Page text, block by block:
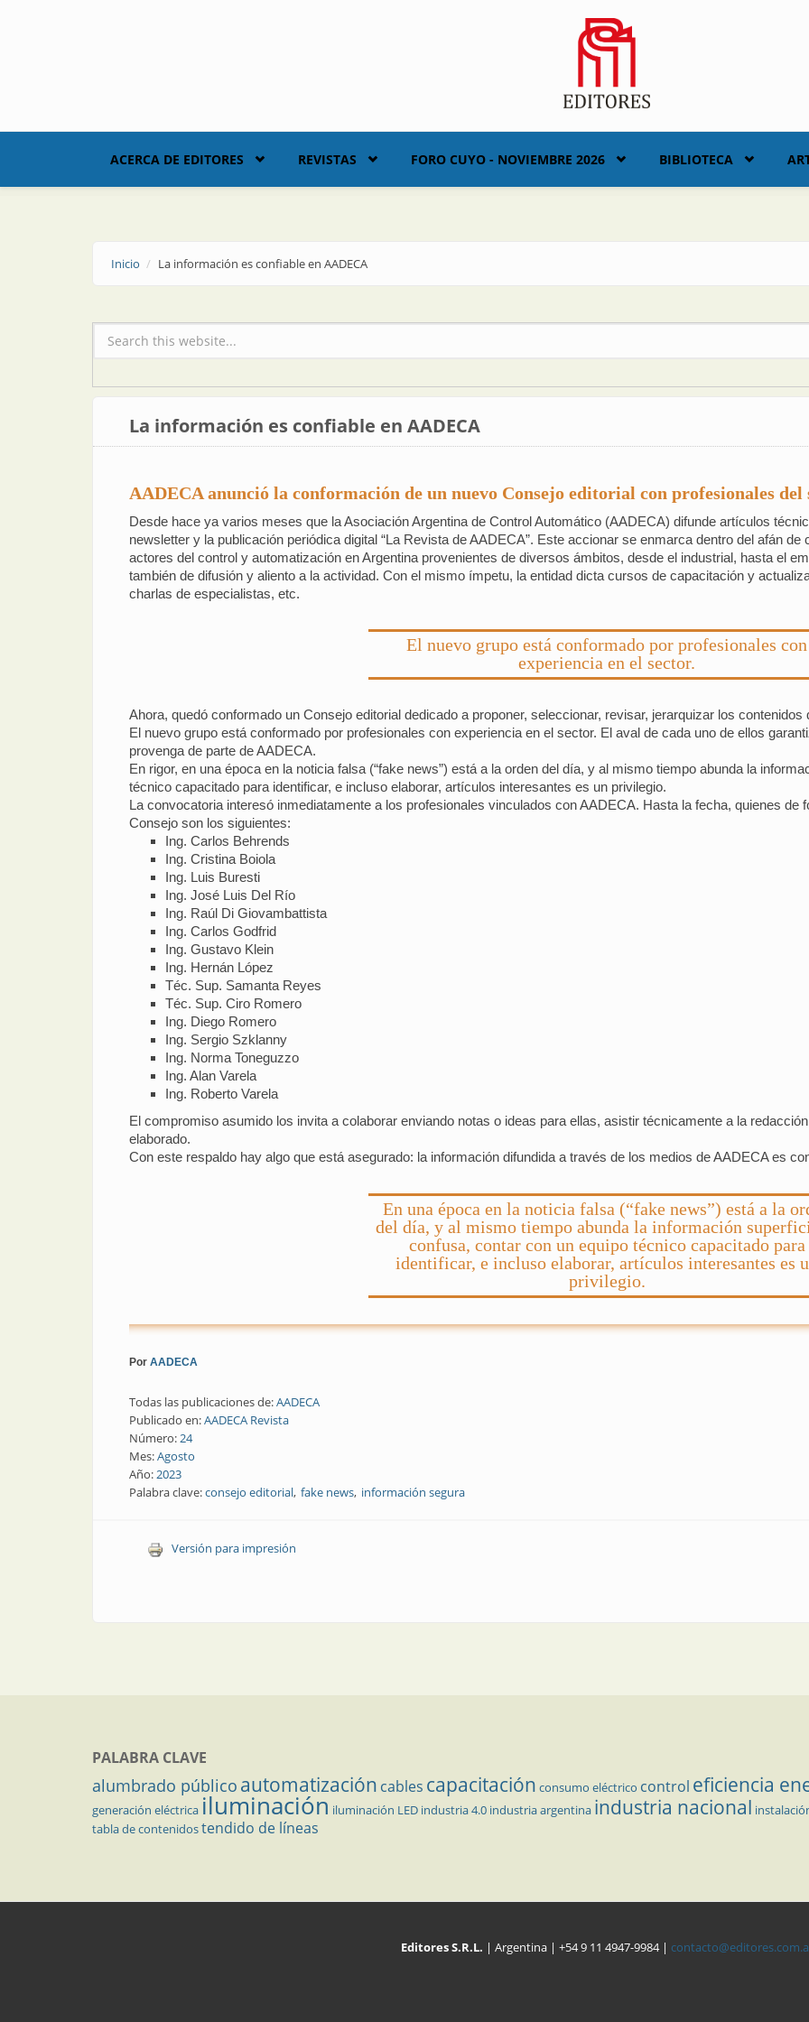
ACERCA DE EDITORES REVISTAS FORO CUYO - NOVIEMBRE 2026 BIBLIOTECA
Inicio La información es confiable en AADECA
Formulario de búsqueda
La información es confiable en AADECA
AADECA anunció la conformación de un nuevo Consejo editorial con profesionales del
Desde hace ya varios meses que la Asociación Argentina de Control Automático (AADECA) difunde artículos
newsletter y la publicación periódica digital “La Revista de AADECA”. Este accionar se enmarca dentro del afán de
actores del control y automatización en Argentina provenientes de diversos ámbitos, desde el industrial, hasta el
también de difusión y aliento a la actividad. Con el mismo ímpetu, la entidad dicta cursos de capacitación y
charlas de especialistas, etc.
El nuevo grupo está conformado por profesionales con
experiencia en el sector.
Ahora, quedó conformado un Consejo editorial dedicado a proponer, seleccionar, revisar, jerarquizar los contenidos
El nuevo grupo está conformado por profesionales con experiencia en el sector. El aval de cada uno de ellos
provenga de parte de AADECA.
En rigor, en una época en la noticia falsa (“fake news”) está a la orden del día, y al mismo tiempo abunda la
técnico capacitado para identificar, e incluso elaborar, artículos interesantes es un privilegio.
La convocatoria interesó inmediatamente a los profesionales vinculados con AADECA. Hasta la fecha, quienes de
Consejo son los siguientes:
Ing. Carlos Behrends
Ing. Cristina Boiola
Ing. Luis Buresti
Ing. José Luis Del Río
Ing. Raúl Di Giovambattista
Ing. Carlos Godfrid
Ing. Gustavo Klein
Ing. Hernán López
Téc. Sup. Samanta Reyes
Téc. Sup. Ciro Romero
Ing. Diego Romero
Ing. Sergio Szklanny
Ing. Norma Toneguzzo
Ing. Alan Varela
Ing. Roberto Varela
El compromiso asumido los invita a colaborar enviando notas o ideas para ellas, asistir técnicamente a la
elaborado.
Con este respaldo hay algo que está asegurado: la información difundida a través de los medios de AADECA es
En una época en la noticia falsa (“fake news”) está a la
del día, y al mismo tiempo abunda la información
confusa, contar con un equipo técnico capacitado para
identificar, e incluso elaborar, artículos interesantes es
privilegio.
Por AADECA
Todas las publicaciones de:AADECA
Publicado en:AADECA Revista
Número:24
Mes:Agosto
Año:2023
Palabra clave:consejo editorial fake news información segura
Versión para impresión
PALABRA CLAVE
alumbrado público automatización cables capacitación consumo eléctrico control eficiencia
generación eléctrica iluminación iluminación LED industria 4.0 industria argentina industria nacional
tabla de contenidostendido de líneas
Editores S.R.L. | Argentina | +54 9 11 4947-9984 |